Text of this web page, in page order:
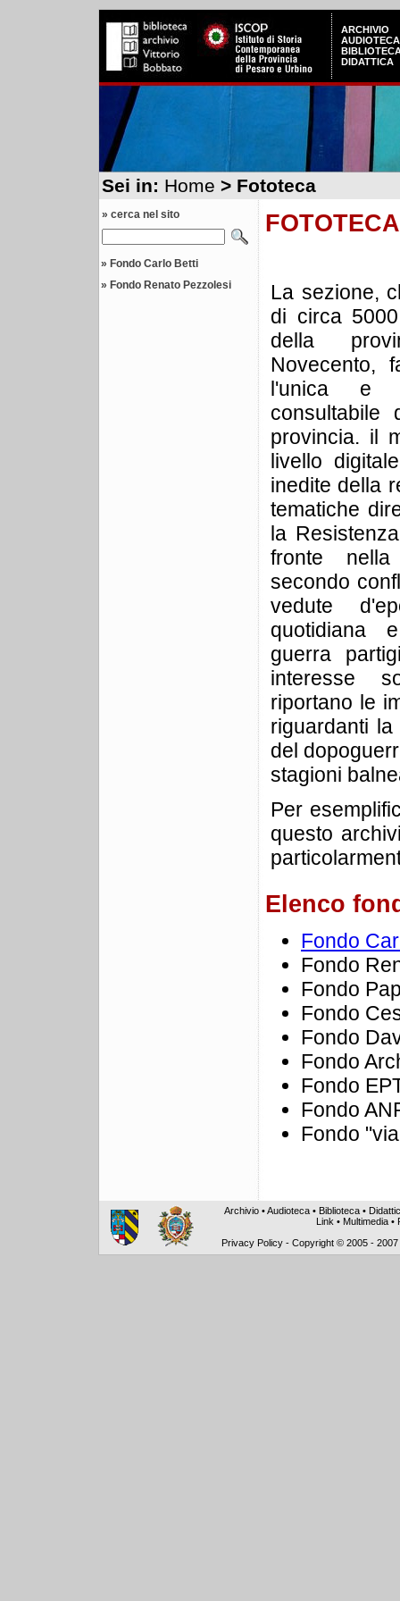
ARCHIVIO
AUDIOTECA
DIDATTICA
Sei in: Home > Fototeca
» cerca nel sito
» Fondo Carlo Betti
» Fondo Renato Pezzolesi
FOTOTECA
La sezione,
di circa
della
Novecento,
l'unica e
provincia. il
livello
inedite della
tematiche
la
fronte
secondo
vedute
quotidiana
guerra
interesse
riportano le
riguardanti
del
stagioni
Per
questo
Elenco
Fondo
Fondo
Fondo
Fondo
Fondo
Fondo
Fondo
Fondo
Fondo
Archivio •Audioteca • Biblioteca •
Link • Multimedia •
Privacy Policy -Copyright © 2005 -